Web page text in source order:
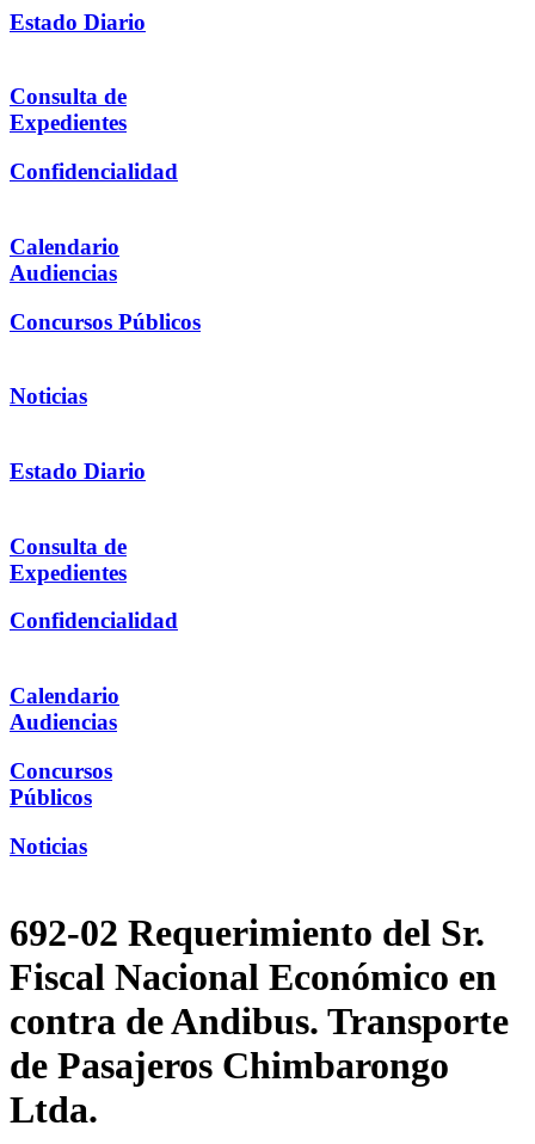
Estado Diario
Consulta de
Expedientes
Confidencialidad
Calendario
Audiencias
Concursos Públicos
Noticias
Estado Diario
Consulta de
Expedientes
Confidencialidad
Calendario
Audiencias
Concursos
Públicos
Noticias
692-02 Requerimiento del Sr.
Fiscal Nacional Económico en
contra de Andibus. Transporte
de Pasajeros Chimbarongo
Ltda.